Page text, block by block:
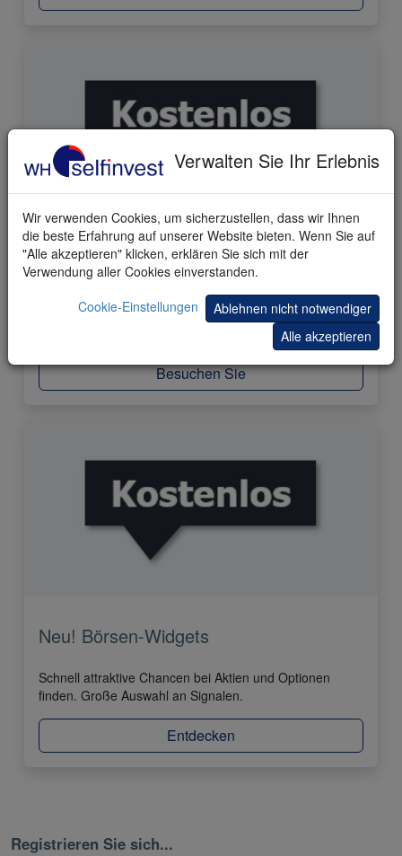
77 Trading-Store Produkte
Kopieren Sie berühmte Trader. Wählen Sie ihre
kostenlosen und kostenpflichtigen Tools und Strategien
Besuchen Sie
Neu! Börsen-Widgets
Schnell attraktive Chancen bei Aktien und Optionen
finden. Große Auswahl an Signalen.
Entdecken
Registrieren Sie sich...
Verwalten Sie Ihr Erlebnis
Wir verwenden Cookies, um sicherzustellen, dass wir Ihnen
die beste Erfahrung auf unserer Website bieten. Wenn Sie auf
"Alle akzeptieren" klicken, erklären Sie sich mit der
Verwendung aller Cookies einverstanden.
Cookie-Einstellungen
Ablehnen nicht notwendiger
Alle akzeptieren